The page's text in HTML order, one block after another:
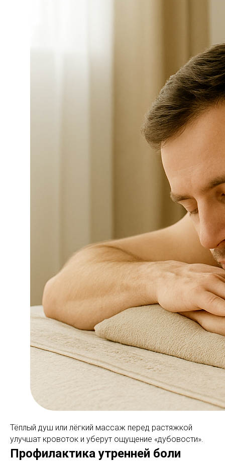
Тёплый душ или лёгкий массаж перед растяжкой
улучшат кровоток и уберут ощущение «дубовости».
Профилактика утренней боли